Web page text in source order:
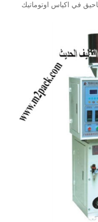
في اكياس اوتوماتيك